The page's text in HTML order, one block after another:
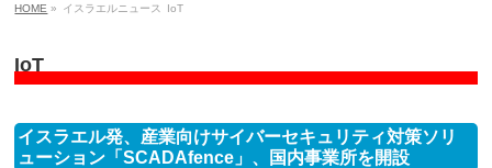
HOME » イスラエルニュース IoT
IoT
イスラエル発、産業向けサイバーセキュリティ対策ソリ
ューション「SCADAfence」、国内事業所を開設